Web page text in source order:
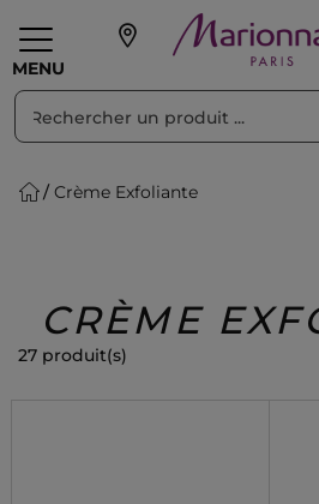
MENU
personnalisés
Beauty
Crème Exfoliante
CRÈME
27 produit(s)
Trier par